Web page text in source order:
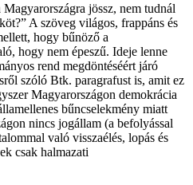
jössz, nem tudnál
A szöveg világos, frappáns és
hogy bűnöző a
hogy nem épeszű. Ideje lenne
rend megdöntéséért járó
szóló Btk. paragrafust is, amit ez
Magyarországon demokrácia
bűncselekmény miatt
nincs jogállam (a befolyással
való visszaélés, lopás és
csak halmazati